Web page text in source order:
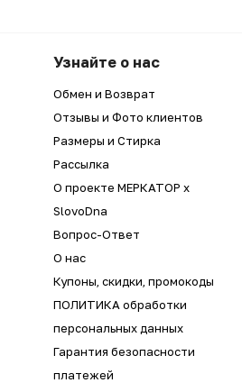
Узнайте о нас
Обмен и Возврат
Отзывы и Фото клиентов
Размеры и Стирка
Рассылка
О проекте МЕРКАТОР x
SlovoDna
Вопрос-Ответ
О нас
Купоны, скидки, промокоды
ПОЛИТИКА обработки
персональных данных
Гарантия безопасности
платежей